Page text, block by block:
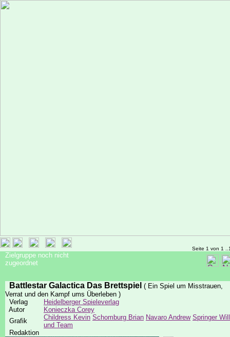
Seite 1 von 1
Zielgruppe noch nicht
zugeordnet
Battlestar Galactica Das Brettspiel ( Ein Spiel um Misstrauen,
Verrat und den Kampf ums Überleben )
Verlag
Heidelberger Spieleverlag
Autor
Konieczka Corey
Grafik
Childress Kevin Schomburg Brian Navaro Andrew Springer Will
und Team
Redaktion